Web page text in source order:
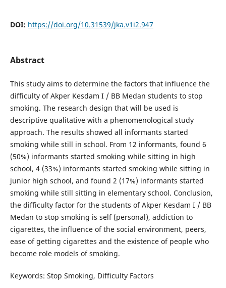
DOI: https://doi.org/10.31539/jka.v1i2.947
Abstract
This study aims to determine the factors that influence the
difficulty of Akper Kesdam I / BB Medan students to stop
smoking. The research design that will be used is
descriptive qualitative with a phenomenological study
approach. The results showed all informants started
smoking while still in school. From 12 informants, found 6
(50%) informants started smoking while sitting in high
school, 4 (33%) informants started smoking while sitting in
junior high school, and found 2 (17%) informants started
smoking while still sitting in elementary school. Conclusion,
the difficulty factor for the students of Akper Kesdam I / BB
Medan to stop smoking is self (personal), addiction to
cigarettes, the influence of the social environment, peers,
ease of getting cigarettes and the existence of people who
become role models of smoking.
Keywords: Stop Smoking, Difficulty Factors